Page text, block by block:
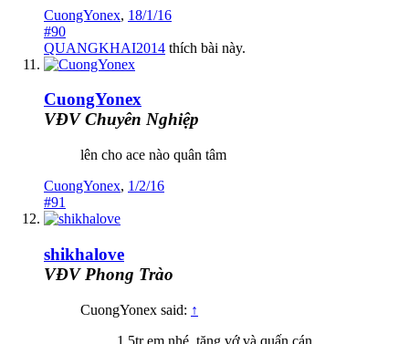
CuongYonex, 18/1/16
#90
QUANGKHAI2014 thích bài này.
CuongYonex
VĐV Chuyên Nghiệp
lên cho ace nào quân tâm
CuongYonex, 1/2/16
#91
shikhalove
VĐV Phong Trào
CuongYonex said: ↑
1.5tr em nhé. tặng vớ và quấn cán